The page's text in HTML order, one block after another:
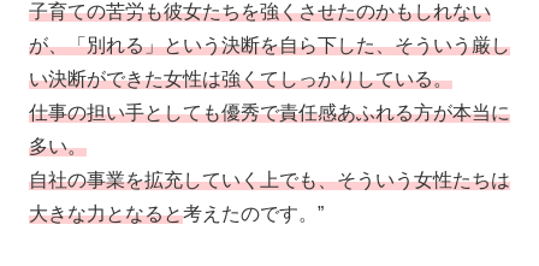
子育ての苦労も彼女たちを強くさせたのかもしれない
が、「別れる」という決断を自ら下した、そういう厳し
い決断ができた女性は強くてしっかりしている。
仕事の担い手としても優秀で責任感あふれる方が本当に
多い。
自社の事業を拡充していく上でも、そういう女性たちは
大きな力となると考えたのです。”